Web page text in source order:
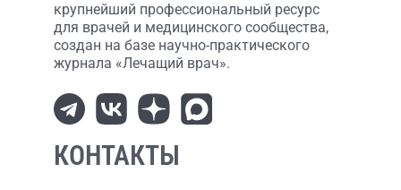
крупнейший профессиональный ресурс
для врачей и медицинского сообщества,
создан на базе научно-практического
журнала «Лечащий врач».
КОНТАКТЫ